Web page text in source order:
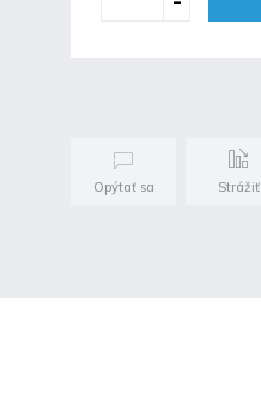
Opýtať sa Strážiť